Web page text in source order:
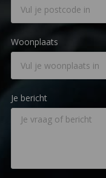
Woonplaats
Je bericht